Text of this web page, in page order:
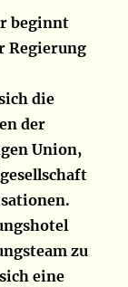
beginnt
Regierung
die
der
Union,
zu
eine